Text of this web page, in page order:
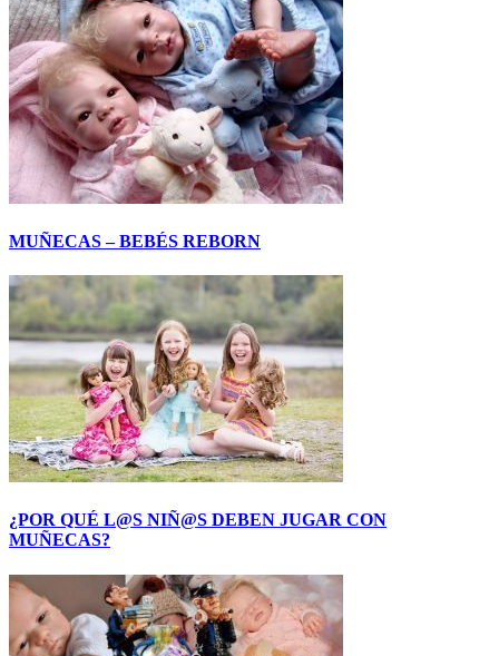
MUÑECAS – BEBÉS REBORN
¿POR QUÉ L@S NIÑ@S DEBEN JUGAR CON
MUÑECAS?